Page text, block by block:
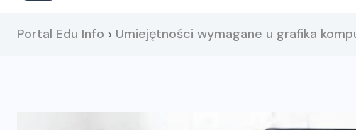
Portal Edu Info > Umiejętności wymagane u grafika